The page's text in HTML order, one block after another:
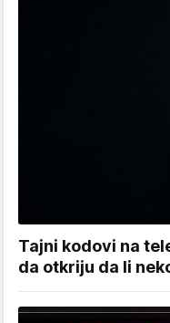
Tajni kodovi na
da otkriju da li